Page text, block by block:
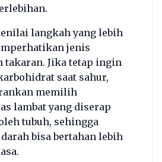
langkah yang lebih
jenis
takaran. Jika tetap ingin
saat sahur,
memilih
lambat yang diserap
tubuh, sehingga
bisa bertahan lebih